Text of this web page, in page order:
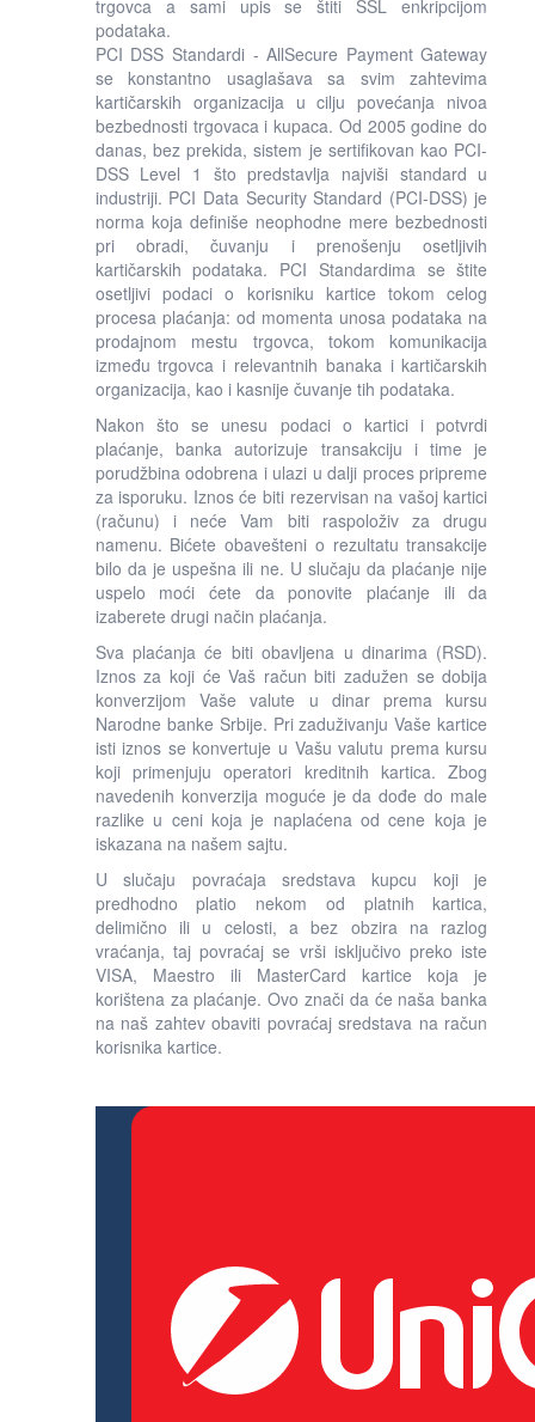
trgovca a sami upis se štiti SSL enkripcijom
podataka.
PCI DSS Standardi - AllSecure Payment Gateway
se konstantno usaglašava sa svim zahtevima
kartičarskih organizacija u cilju povećanja nivoa
bezbednosti trgovaca i kupaca. Od 2005 godine do
danas, bez prekida, sistem je sertifikovan kao PCI-
DSS Level 1 što predstavlja najviši standard u
industriji. PCI Data Security Standard (PCI-DSS) je
norma koja definiše neophodne mere bezbednosti
pri obradi, čuvanju i prenošenju osetljivih
kartičarskih podataka. PCI Standardima se štite
osetljivi podaci o korisniku kartice tokom celog
procesa plaćanja: od momenta unosa podataka na
prodajnom mestu trgovca, tokom komunikacija
između trgovca i relevantnih banaka i kartičarskih
organizacija, kao i kasnije čuvanje tih podataka.
Nakon što se unesu podaci o kartici i potvrdi
plaćanje, banka autorizuje transakciju i time je
porudžbina odobrena i ulazi u dalji proces pripreme
za isporuku. Iznos će biti rezervisan na vašoj kartici
(računu) i neće Vam biti raspoloživ za drugu
namenu. Bićete obavešteni o rezultatu transakcije
bilo da je uspešna ili ne. U slučaju da plaćanje nije
uspelo moći ćete da ponovite plaćanje ili da
izaberete drugi način plaćanja.
Sva plaćanja će biti obavljena u dinarima (RSD).
Iznos za koji će Vaš račun biti zadužen se dobija
konverzijom Vaše valute u dinar prema kursu
Narodne banke Srbije. Pri zaduživanju Vaše kartice
isti iznos se konvertuje u Vašu valutu prema kursu
koji primenjuju operatori kreditnih kartica. Zbog
navedenih konverzija moguće je da dođe do male
razlike u ceni koja je naplaćena od cene koja je
iskazana na našem sajtu.
U slučaju povraćaja sredstava kupcu koji je
predhodno platio nekom od platnih kartica,
delimično ili u celosti, a bez obzira na razlog
vraćanja, taj povraćaj se vrši isključivo preko iste
VISA, Maestro ili MasterCard kartice koja je
korištena za plaćanje. Ovo znači da će naša banka
na naš zahtev obaviti povraćaj sredstava na račun
korisnika kartice.